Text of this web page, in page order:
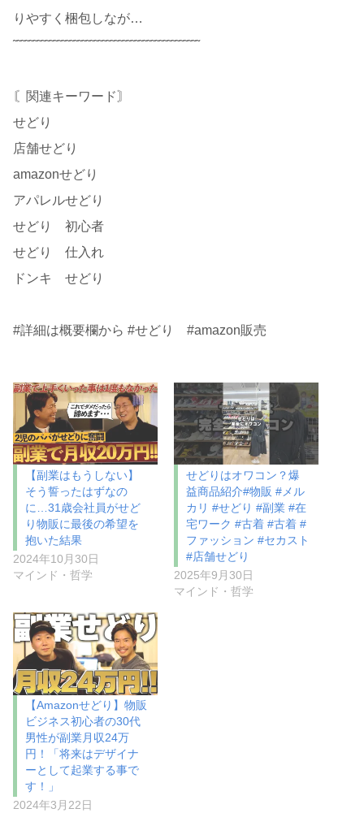
りやすく梱包しなが…
῀῀῀῀῀῀῀῀῀῀῀῀῀῀῀῀῀῀῀῀῀῀῀῀῀῀῀῀῀῀῀῀῀῀῀῀῀῀῀῀῀῀῀῀῀῀
〘関連キーワード〙
せどり
店舗せどり
amazonせどり
アパレルせどり
せどり 初心者
せどり 仕入れ
ドンキ せどり
#詳細は概要欄から #せどり #amazon販売
【副業はもうしない】
そう誓ったはずなの
に…31歳会社員がせど
り物販に最後の希望を
抱いた結果
2024年10月30日
マインド・哲学
せどりはオワコン？爆
益商品紹介#物販 #メル
カリ #せどり #副業 #在
宅ワーク #古着 #古着 #
ファッション #セカスト
#店舗せどり
2025年9月30日
マインド・哲学
【Amazonせどり】物販
ビジネス初心者の30代
男性が副業月収24万
円！「将来はデザイナ
ーとして起業する事で
す！」
2024年3月22日